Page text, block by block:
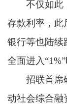
不仅如此，
存款利率，此
银行等也陆续
全面进入“1%”
招联首席研
动社会综合融